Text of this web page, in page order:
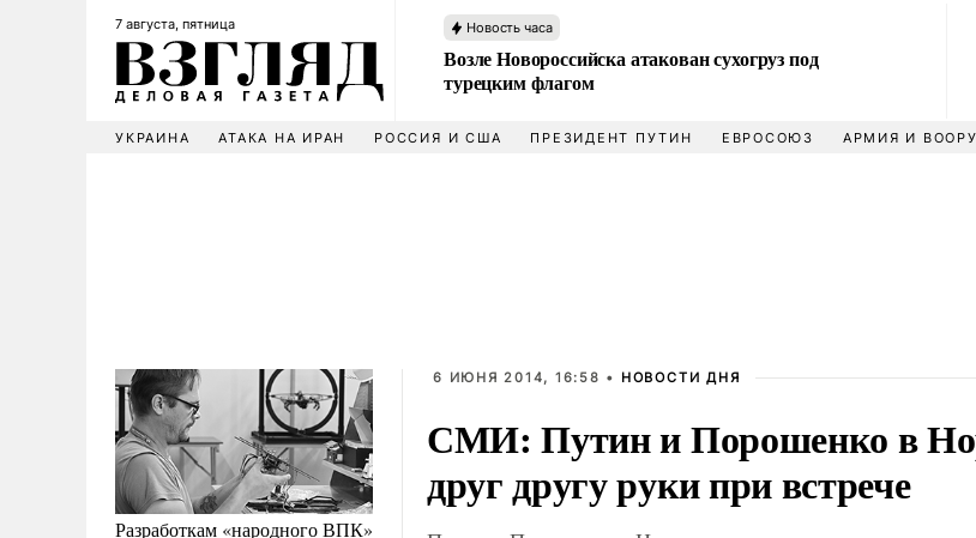
7 августа, пятница Новость часа
Возле Новороссийска атакован сухогруз под
турецким флагом
УКРАИНА АТАКА НА ИРАН РОССИЯ И США ПРЕЗИДЕНТ ПУТИН ЕВРОСОЮЗ АРМИЯ И
Разработкам «народного ВПК»
6 ИЮНЯ 2014, 16:58 • НОВОСТИ ДНЯ
СМИ: Путин и Порошенко в
друг другу руки при встрече